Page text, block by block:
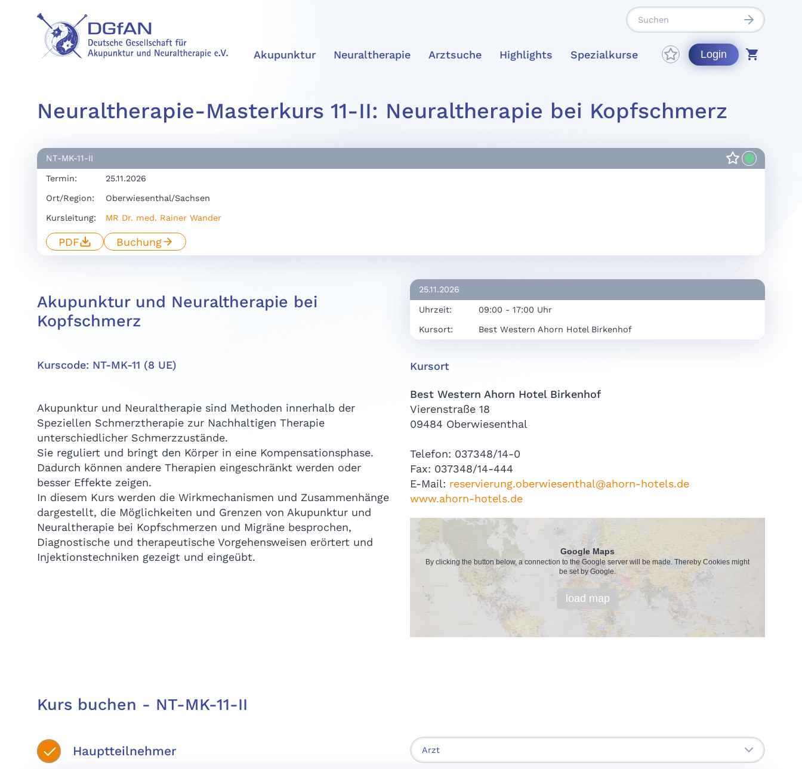
Akupunktur Neuraltherapie Arztsuche Highlights Spezialkurse Login
Neuraltherapie-Masterkurs 11-II: Neuraltherapie bei Kopfschmerz
NT-MK-11-II
Termin: 25.11.2026
Ort/Region: Oberwiesenthal/Sachsen
Kursleitung: MR Dr. med. Rainer Wander
PDF Buchung
Akupunktur und Neuraltherapie bei
Kopfschmerz
Kurscode: NT-MK-11 (8 UE)
Akupunktur und Neuraltherapie sind Methoden innerhalb der
Speziellen Schmerztherapie zur Nachhaltigen Therapie
unterschiedlicher Schmerzzustände.
Sie reguliert und bringt den Körper in eine Kompensationsphase.
Dadurch können andere Therapien eingeschränkt werden oder
besser Effekte zeigen.
In diesem Kurs werden die Wirkmechanismen und Zusammenhänge
dargestellt, die Möglichkeiten und Grenzen von Akupunktur und
Neuraltherapie bei Kopfschmerzen und Migräne besprochen,
Diagnostische und therapeutische Vorgehensweisen erörtert und
Injektionstechniken gezeigt und eingeübt.
25.11.2026
Uhrzeit: 09:00 - 17:00 Uhr
Kursort: Best Western Ahorn Hotel Birkenhof
Kursort
Best Western Ahorn Hotel Birkenhof
Vierenstraße 18
09484 Oberwiesenthal
Telefon: 037348/14-0
Fax: 037348/14-444
E-Mail: reservierung.oberwiesenthal@ahorn-hotels.de
www.ahorn-hotels.de
Google Maps
By clicking the button below, a connection to the Google server will be made. Thereby Cookies might
be set by Google.
load map
Kurs buchen - NT-MK-11-II
Hauptteilnehmer